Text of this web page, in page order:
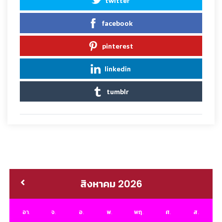
facebook
pinterest
linkedin
tumblr
สิงหาคม 2026
อา. จ. อ. พ. พฤ. ศ. ส.